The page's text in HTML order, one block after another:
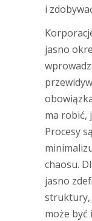
i
jasno
ma robić,
Procesy
chaosu.
jasno
struktury,
może być